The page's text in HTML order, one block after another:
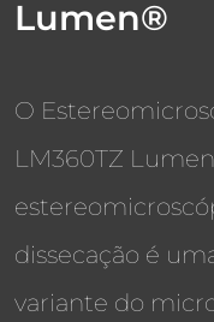
Lumen®
O
LM360TZ
dissecação é
variante do